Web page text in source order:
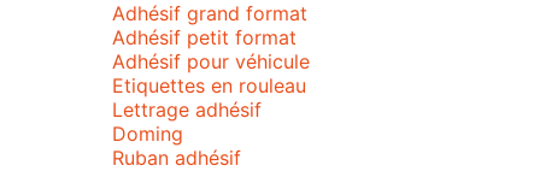
Adhésif grand format
Adhésif petit format
Adhésif pour véhicule
Etiquettes en rouleau
Lettrage adhésif
Doming
Ruban adhésif